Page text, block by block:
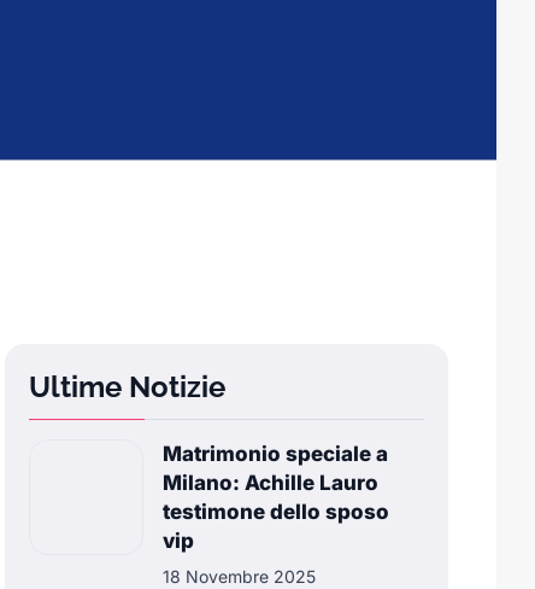
Ultime Notizie
Matrimonio speciale a
Milano: Achille Lauro
testimone dello sposo
vip
18 Novembre 2025